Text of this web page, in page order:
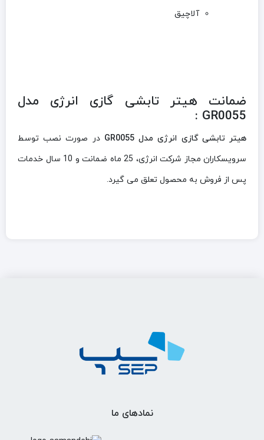
آلاچیق
ضمانت هیتر تابشی گازی انرژی مدل
GR0055 :
هیتر تابشی گازی انرژی مدل GR0055
در صورت نصب توسط
سرویسکاران مجاز شرکت انرژی، 25 ماه ضمانت و 10 سال خدمات
پس از فروش به محصول تعلق می گیرد.
نمادهای ما